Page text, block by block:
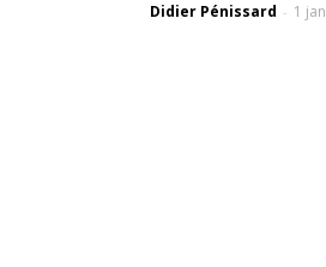
Didier Pénissard - 1